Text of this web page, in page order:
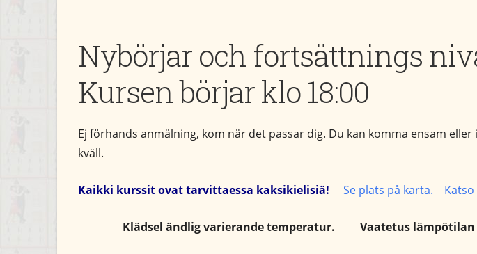
Nybörjar och fortsättnings
Kursen börjar klo 18:00
Ej förhands anmälning, kom när det passar dig. Du kan komma ensam
kväll.
Kaikki kurssit ovat tarvittaessa kaksikielisiä! Se plats på karta. Katso
Klädsel ändligvarierandetemperatur. Vaatetus lämpötilan